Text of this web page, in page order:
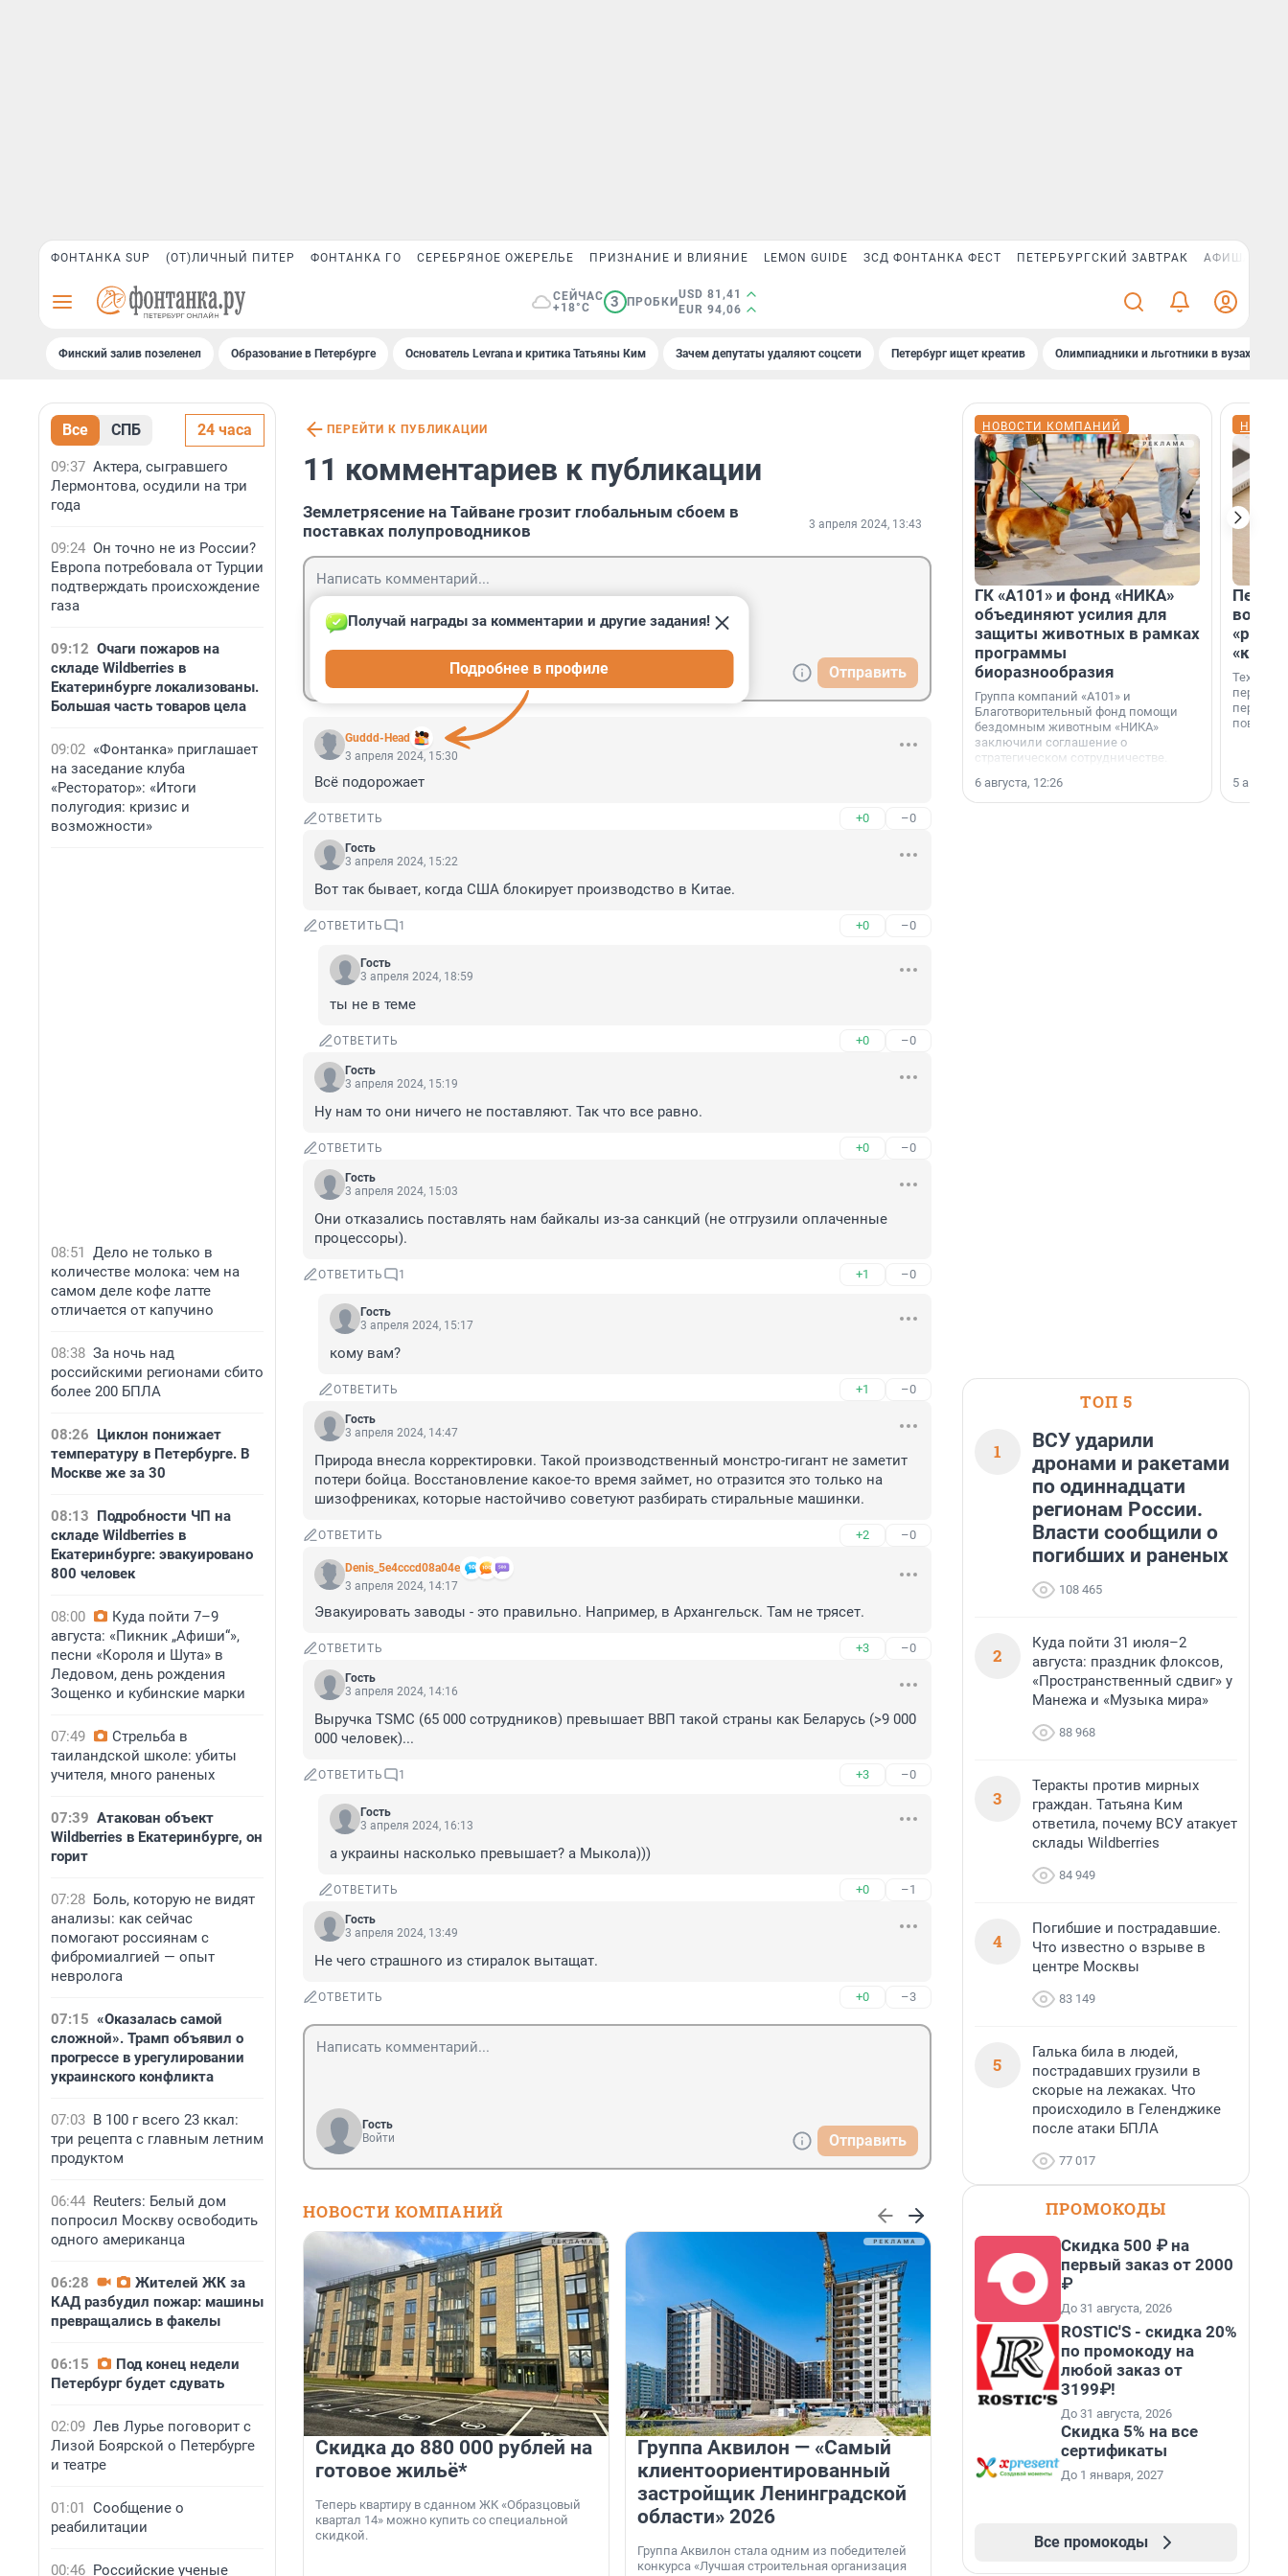
ФОНТАНКА SUP (ОТ)ЛИЧНЫЙ ПИТЕР ФОНТАНКА ГО СЕРЕБРЯНОЕ ОЖЕРЕЛЬЕ ПРИЗНАНИЕ И ВЛИЯНИЕ LEMON GUIDE ЗСД ФОНТАНКА ФЕСТ ПЕТЕРБУРГСКИЙ ЗАВТРАК АФИША PLUS
СЕЙЧАС
+18°C
3 ПРОБКИ
USD 81,41
EUR 94,06
Финский залив позеленел Образование в Петербурге Основатель Levrana и критика Татьяны Ким Зачем депутаты удаляют соцсети Петербург ищет креатив Олимпиадники и льготники в вузах СПб
Все СПБ 24 часа
09:37 Актера, сыгравшего
Лермонтова, осудили на три
года
09:24 Он точно не из России?
Европа потребовала от Турции
подтверждать происхождение
газа
09:12 Очаги пожаров на
складе Wildberries в
Екатеринбурге локализованы.
Большая часть товаров цела
09:02 «Фонтанка» приглашает
на заседание клуба
«Ресторатор»: «Итоги
полугодия: кризис и
возможности»
08:51 Дело не только в
количестве молока: чем на
самом деле кофе латте
отличается от капучино
08:38 За ночь над
российскими регионами сбито
более 200 БПЛА
08:26 Циклон понижает
температуру в Петербурге. В
Москве же за 30
08:13 Подробности ЧП на
складе Wildberries в
Екатеринбурге: эвакуировано
800 человек
08:00
Куда пойти 7–9
августа: «Пикник „Афиши“»,
песни «Короля и Шута» в
Ледовом, день рождения
Зощенко и кубинские марки
07:49
Стрельба в
таиландской школе: убиты
учителя, много раненых
07:39 Атакован объект
Wildberries в Екатеринбурге, он
горит
07:28 Боль, которую не видят
анализы: как сейчас
помогают россиянам с
фибромиалгией — опыт
невролога
07:15 «Оказалась самой
сложной». Трамп объявил о
прогрессе в урегулировании
украинского конфликта
07:03 В 100 г всего 23 ккал:
три рецепта с главным летним
продуктом
06:44 Reuters: Белый дом
попросил Москву освободить
одного американца
06:28
Жителей ЖК за
КАД разбудил пожар: машины
превращались в факелы
06:15
Под конец недели
Петербург будет сдувать
02:09 Лев Лурье поговорит с
Лизой Боярской о Петербурге
и театре
01:01 Сообщение о
реабилитации
00:46 Российские ученые
ПЕРЕЙТИ К ПУБЛИКАЦИИ
11 комментариев к публикации
Землетрясение на Тайване грозит глобальным сбоем в
поставках полупроводников
3 апреля 2024, 13:43
Отправить
Guddd-Head
Получай награды за комментарии и другие задания!
Подробнее в профиле
3 апреля 2024, 15:30
Всё подорожает
ОТВЕТИТЬ +0 –0
Гость
3 апреля 2024, 15:22
Вот так бывает, когда США блокирует производство в Китае.
ОТВЕТИТЬ 1 +0 –0
Гость
3 апреля 2024, 18:59
ты не в теме
ОТВЕТИТЬ +0 –0
Гость
3 апреля 2024, 15:19
Ну нам то они ничего не поставляют. Так что все равно.
ОТВЕТИТЬ +0 –0
Гость
3 апреля 2024, 15:03
Они отказались поставлять нам байкалы из-за санкций (не отгрузили оплаченные
процессоры).
ОТВЕТИТЬ 1 +1 –0
Гость
3 апреля 2024, 15:17
кому вам?
ОТВЕТИТЬ +1 –0
Гость
3 апреля 2024, 14:47
Природа внесла корректировки. Такой производственный монстро-гигант не заметит
потери бойца. Восстановление какое-то время займет, но отразится это только на
шизофрениках, которые настойчиво советуют разбирать стиральные машинки.
ОТВЕТИТЬ +2 –0
Denis_5e4cccd08a04e
3 апреля 2024, 14:17
Эвакуировать заводы - это правильно. Например, в Архангельск. Там не трясет.
ОТВЕТИТЬ +3 –0
Гость
3 апреля 2024, 14:16
Выручка TSMC (65 000 сотрудников) превышает ВВП такой страны как Беларусь (>9 000
000 человек)...
ОТВЕТИТЬ 1 +3 –0
Гость
3 апреля 2024, 16:13
а украины насколько превышает? а Мыкола)))
ОТВЕТИТЬ +0 –1
Гость
3 апреля 2024, 13:49
Не чего страшного из стиралок вытащат.
ОТВЕТИТЬ +0 –3
Гость
Войти
Отправить
НОВОСТИ КОМПАНИЙ
Скидка до 880 000 рублей на
готовое жильё*
Теперь квартиру в сданном ЖК «Образцовый
квартал 14» можно купить со специальной
скидкой.
Группа Аквилон — «Самый
клиентоориентированный
застройщик Ленинградской
области» 2026
Группа Аквилон стала одним из победителей
конкурса «Лучшая строительная организация
«Лучший проект КРТ»
Ленобласти — микрорайон
«Лучшая строительная организация 2025 года»
НОВОСТИ КОМПАНИЙ
ГК «А101» и фонд «НИКА»
объединяют усилия для
защиты животных в рамках
программы
биоразнообразия
Группа компаний «А101» и
Благотворительный фонд помощи
бездомным животным «НИКА»
заключили соглашение о
стратегическом сотрудничестве.
6 августа, 12:26
5
ТОП 5
1
ВСУ ударили
дронами и ракетами
по одиннадцати
регионам России.
Власти сообщили о
погибших и раненых
108 465
2
Куда пойти 31 июля–2
августа: праздник флоксов,
«Пространственный сдвиг» у
Манежа и «Музыка мира»
88 968
3
Теракты против мирных
граждан. Татьяна Ким
ответила, почему ВСУ атакует
склады Wildberries
84 949
4
Погибшие и пострадавшие.
Что известно о взрыве в
центре Москвы
83 149
5
Галька била в людей,
пострадавших грузили в
скорые на лежаках. Что
происходило в Геленджике
после атаки БПЛА
77 017
ПРОМОКОДЫ
Скидка 500 ₽ на
первый заказ от 2000
₽
До 31 августа, 2026
ROSTIC'S - скидка 20%
по промокоду на
любой заказ от
3199₽!
До 31 августа, 2026
Скидка 5% на все
сертификаты
До 1 января, 2027
Все промокоды